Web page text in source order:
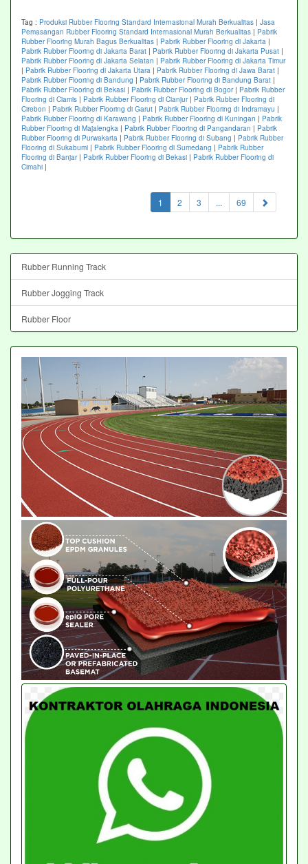
Tag : Produksi Rubber Flooring Standard Internasional Murah Berkualitas | Jasa
Pemasangan Rubber Flooring Standard Internasional Murah Berkualitas | Pabrik
Rubber Flooring Murah Bagus Berkualitas | Pabrik Rubber Flooring di Jakarta |
Pabrik Rubber Flooring di Jakarta Barat | Pabrik Rubber Flooring di Jakarta Pusat |
Pabrik Rubber Flooring di Jakarta Selatan | Pabrik Rubber Flooring di Jakarta Timur
| Pabrik Rubber Flooring di Jakarta Utara | Pabrik Rubber Flooring di Jawa Barat |
Pabrik Rubber Flooring di Bandung | Pabrik Rubber Flooring di Bandung Barat |
Pabrik Rubber Flooring di Bekasi | Pabrik Rubber Flooring di Bogor| Pabrik Rubber
Flooring di Ciamis | Pabrik Rubber Flooring di Cianjur| Pabrik Rubber Flooring di
Cirebon | Pabrik Rubber Flooring di Garut | Pabrik Rubber Flooring di Indramayu |
Pabrik Rubber Flooring di Karawang | Pabrik Rubber Flooring di Kuningan | Pabrik
Rubber Flooring di Majalengka | Pabrik Rubber Flooring di Pangandaran | Pabrik
Rubber Flooring di Purwakarta | Pabrik Rubber Flooring di Subang | Pabrik Rubber
Flooring di Sukabumi | Pabrik Rubber Flooring di Sumedang | Pabrik Rubber
Flooring di Banjar| Pabrik Rubber Flooring di Bekasi | Pabrik Rubber Flooring di
Cimahi |
1 (current)
2 3 ... 69
Rubber Running Track
Rubber Jogging Track
Rubber Floor